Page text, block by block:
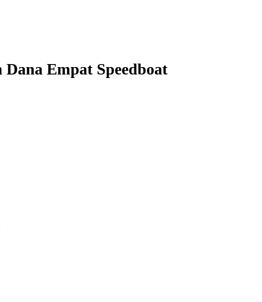
Empat Speedboat